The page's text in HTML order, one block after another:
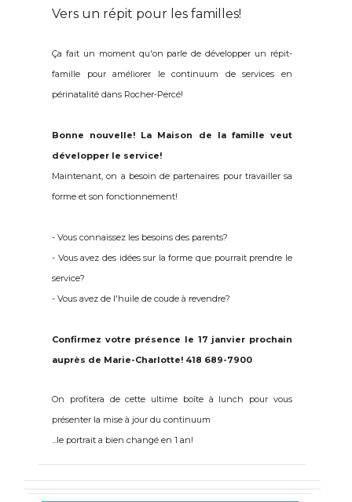
Vers un répit pour les familles!
Ça fait un moment qu'on parle de développer un répit-
famille pour améliorer le continuum de services en
périnatalité dans Rocher-Percé!
Bonne nouvelle! La Maison de la famille veut
développer le service!
Maintenant, on a besoin de partenaires pour travailler sa
forme et son fonctionnement!
- Vous connaissez les besoins des parents?
- Vous avez des idées sur la forme que pourrait prendre le
service?
- Vous avez de l'huile de coude à revendre?
Confirmez votre présence le 17 janvier prochain
auprès de Marie-Charlotte! 418 689-7900
On profitera de cette ultime boîte à lunch pour vous
présenter la mise à jour du continuum
...le portrait a bien changé en 1 an!